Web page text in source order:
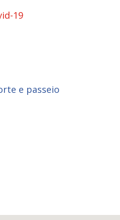
19
e passeio